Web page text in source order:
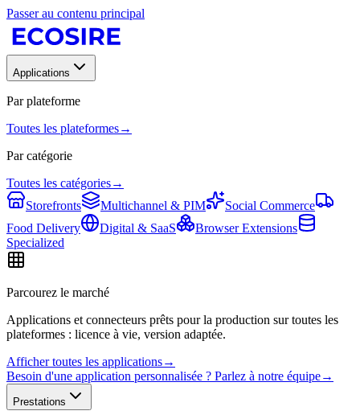
Passer au contenu principal
Applications
Par plateforme
Toutes les plateformes→
Par catégorie
Toutes les catégories→
Storefronts
Multichannel & PIM
Social Commerce
Food Delivery
Digital & SaaS
Browser Extensions
Specialized
Parcourez le marché
Applications et connecteurs prêts pour la production sur toutes les
plateformes : licence à vie, version adaptée.
Afficher toutes les applications→
Besoin d'une application personnalisée ? Parlez à notre équipe→
Prestations